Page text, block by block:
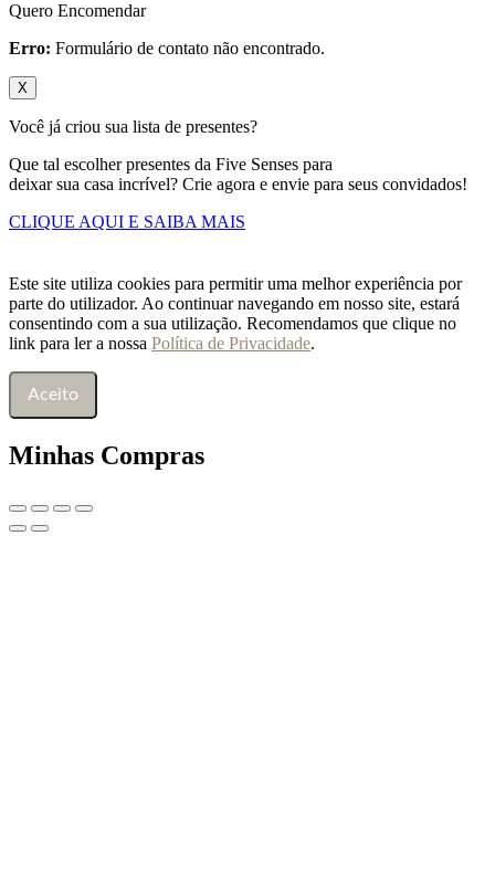
Quero Encomendar
Erro: Formulário de contato não encontrado.
X
Você já criou sua lista de presentes?
Que tal escolher presentes da Five Senses para
deixar sua casa incrível? Crie agora e envie para seus convidados!
CLIQUE AQUI E SAIBA MAIS
Este site utiliza cookies para permitir uma melhor experiência por
parte do utilizador. Ao continuar navegando em nosso site, estará
consentindo com a sua utilização. Recomendamos que clique no
link para ler a nossa Política de Privacidade.
Aceito
Minhas Compras